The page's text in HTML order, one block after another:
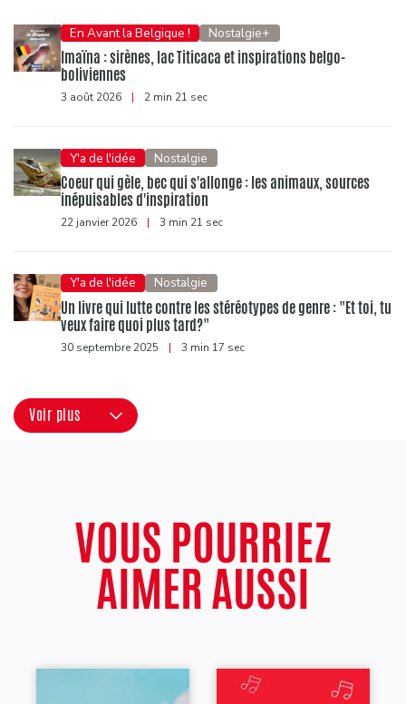
En Avant la Belgique ! Nostalgie+
Imaïna : sirènes, lac Titicaca et inspirations belgo-
boliviennes
3 août 2026 | 2 min 21 sec
Y'a de l'idée Nostalgie
Coeur qui gèle, bec qui s'allonge : les animaux, sources
inépuisables d'inspiration
22 janvier 2026 | 3 min 21 sec
Y'a de l'idée Nostalgie
Un livre qui lutte contre les stéréotypes de genre : "Et toi, tu
veux faire quoi plus tard?"
30 septembre 2025 | 3 min 17 sec
Voir plus
VOUS POURRIEZ
AIMER AUSSI